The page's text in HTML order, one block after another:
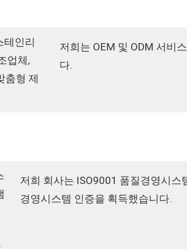
저희는 OEM 및 ODM 서비
다.
저희 회사는 ISO9001 품질경영시스
경영시스템 인증을 획득했습니다.